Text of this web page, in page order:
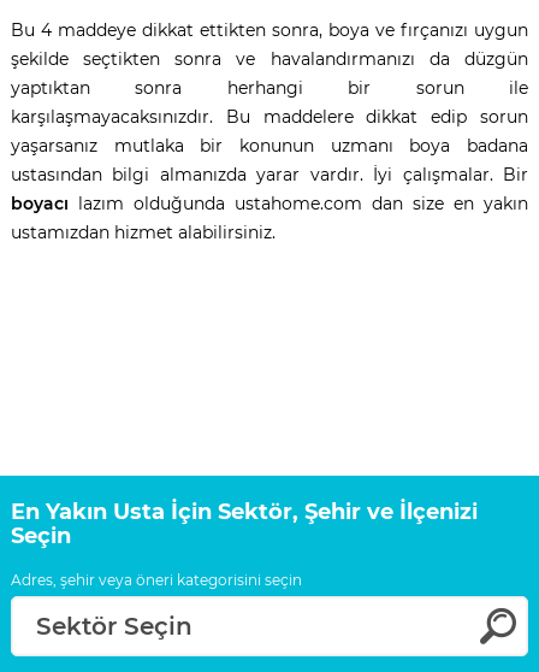
Bu 4 maddeye dikkat ettikten sonra, boya ve fırçanızı uygun
şekilde seçtikten sonra ve havalandırmanızı da düzgün
yaptıktan sonra herhangi bir sorun ile
karşılaşmayacaksınızdır. Bu maddelere dikkat edip sorun
yaşarsanız mutlaka bir konunun uzmanı boya badana
ustasından bilgi almanızda yarar vardır. İyi çalışmalar. Bir
boyacı lazım olduğunda ustahome.com dan size en yakın
ustamızdan hizmet alabilirsiniz.
En Yakın Usta İçin Sektör, Şehir ve İlçenizi
Seçin
Adres, şehir veya öneri kategorisini seçin
Sektör Seçin